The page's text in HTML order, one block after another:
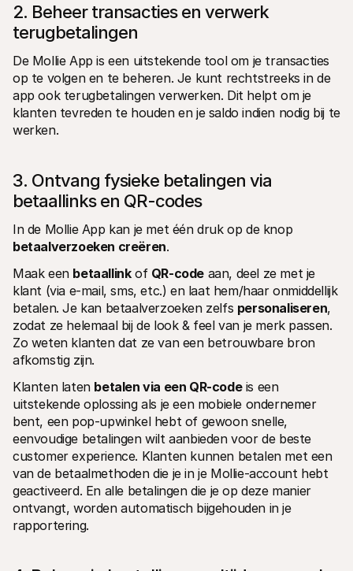
2. Beheer transacties en verwerk
terugbetalingen
De Mollie App is een uitstekende tool om je transacties
op te volgen en te beheren. Je kunt rechtstreeks in de
app ook terugbetalingen verwerken. Dit helpt om je
klanten tevreden te houden en je saldo indien nodig bij te
werken.
3. Ontvang fysieke betalingen via
betaallinks en QR-codes
betaalverzoeken creëren.
Maak een betaallink of QR-code aan, deel ze met je
klant (via e-mail, sms, etc.) en laat hem/haar onmiddellijk
betalen. Je kan betaalverzoeken zelfs personaliseren,
zodat ze helemaal bij de look & feel van je merk passen.
Zo weten klanten dat ze van een betrouwbare bron
afkomstig zijn.
Klanten laten betalen via een QR-code is een
uitstekende oplossing als je een mobiele ondernemer
bent, een pop-upwinkel hebt of gewoon snelle,
eenvoudige betalingen wilt aanbieden voor de beste
customer experience. Klanten kunnen betalen met een
van de betaalmethoden die je in je Mollie-account hebt
geactiveerd. En alle betalingen die je op deze manier
ontvangt, worden automatisch bijgehouden in je
rapportering.